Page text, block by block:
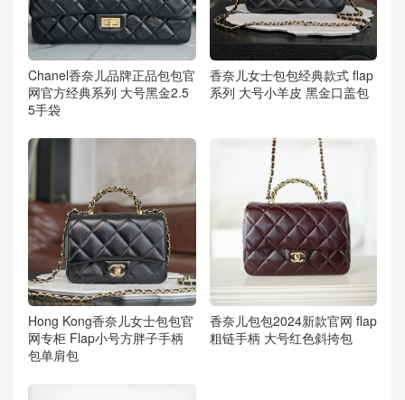
Chanel香奈儿品牌正品包包官
网官方经典系列 大号黑金2.5
5手袋
香奈儿女士包包经典款式 flap
系列 大号小羊皮 黑金口盖包
Hong Kong香奈儿女士包包官
网专柜 Flap小号方胖子手柄
包单肩包
香奈儿包包2024新款官网 flap
粗链手柄 大号红色斜挎包